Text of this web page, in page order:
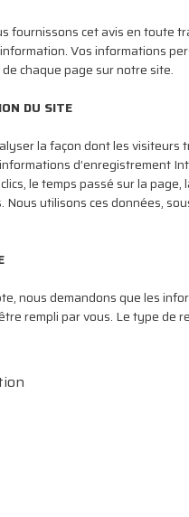
fournissons cet avis en toute
Vos informations
chaque page sur notre site.
DU SITE
la façon dont les
d’enregistrement
le temps passé sur la
utilisons ces données,
nous demandons que les
rempli par vous. Le type de